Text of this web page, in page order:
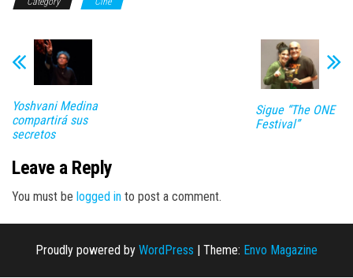
Yoshvani Medina
compartirá sus
secretos
Sigue “The ONE
Festival”
Leave a Reply
You must be logged in to post a comment.
Proudly powered by WordPress Theme: Envo Magazine